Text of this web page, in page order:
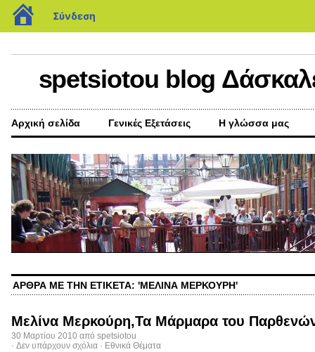
blogs.sch.gr
Σύνδεση
spetsiotou blog
Αρχική σελίδα Γενικές Εξετάσεις Η γλώσσα μας
ΆΡΘΡΑ ΜΕ ΤΗΝ ΕΤΙΚΈΤΑ: 'ΜΕΛΊΝΑ ΜΕΡΚΟΎΡΗ'
Μελίνα Μερκούρη,Τα Μάρμαρα του
30 Μαρτίου 2010 από spetsiotou
· Δεν υπάρχουν σχόλια · Εθνικά Θέματα